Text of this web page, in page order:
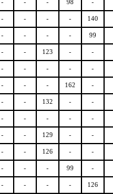
- - - 98 -
- - - - 140
- - - - 99
- - 123 - -
- - - - -
- - - 162 -
- - 132 - -
- - - - -
- - 129 - -
- - 126 - -
- - - 99 -
- - - - 126